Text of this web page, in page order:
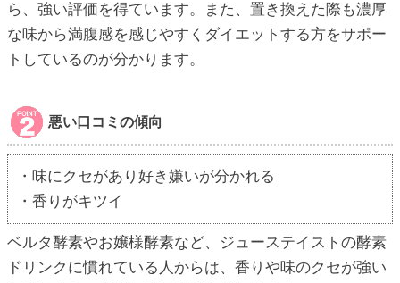
ら、強い評価を得ています。また、置き換えた際も濃厚
な味から満腹感を感じやすくダイエットする方をサポー
トしているのが分かります。
悪い口コミの傾向
・味にクセがあり好き嫌いが分かれる
・香りがキツイ
ベルタ酵素やお嬢様酵素など、ジューステイストの酵素
ドリンクに慣れている人からは、香りや味のクセが強い